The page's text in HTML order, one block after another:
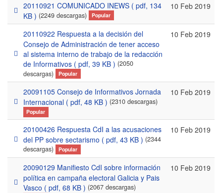
pdf
20110921 COMUNICADO INEWS ( pdf, 134
KB ) (2249 descargas) Popular
10 Feb 2019
pdf
20110922 Respuesta a la decisión del
Consejo de Administración de tener acceso
al sistema interno de trabajo de la redacción
de Informativos ( pdf, 39 KB ) (2050
descargas)
Popular
10 Feb 2019
pdf
20091105 Consejo de Informativos Jornada
Internacional ( pdf, 48 KB ) (2310 descargas)
Popular
10 Feb 2019
pdf
20100426 Respuesta CdI a las acusaciones
del PP sobre sectarismo ( pdf, 43 KB ) (2344
descargas)
Popular
10 Feb 2019
pdf
20090129 Manifiesto CdI sobre información
política en campaña electoral Galicia y Pais
Vasco ( pdf, 68 KB ) (2067 descargas)
10 Feb 2019